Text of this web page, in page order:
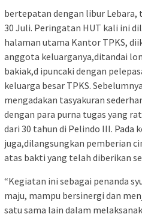
bertepatan dengan libur Lebara,
30 Juli. Peringatan HUT kali ini
halaman utama Kantor TPKS,
anggota keluarganya,ditandai
bakiak,d ipuncaki dengan
keluarga besar TPKS.
mengadakan tasyakuran
dengan para purna tugas yang
dari 30 tahun di Pelindo III. Pada
juga,dilangsungkan pemberian
atas bakti yang telah diberikan
“Kegiatan ini sebagai penanda
maju, mampu bersinergi dan
satu sama lain dalam